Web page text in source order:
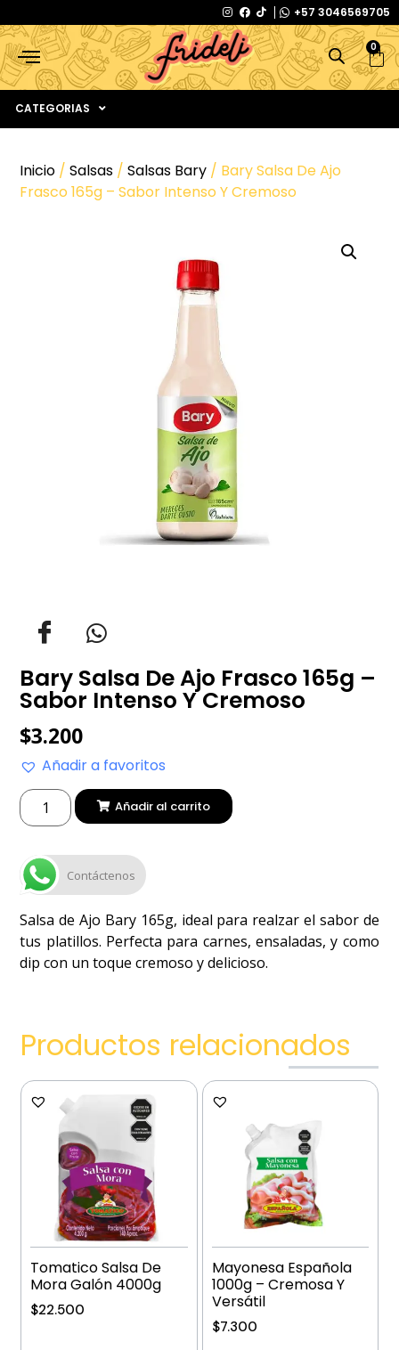
+57 3046569705
0
CATEGORIAS
Inicio /Salsas /Salsas Bary / Bary Salsa De Ajo
Frasco 165g – Sabor Intenso Y Cremoso
Bary Salsa De Ajo Frasco 165g –
Sabor Intenso Y Cremoso
$3.200
Añadir a favoritos
Añadir al carrito
Contáctenos
Salsa de Ajo Bary 165g, ideal para realzar el sabor de
tus platillos. Perfecta para carnes, ensaladas, y como
dip con un toque cremoso y delicioso.
Productos relacionados
Tomatico Salsa De
Mora Galón 4000g
$22.500
Mayonesa Española
1000g – Cremosa Y
Versátil
$7.300